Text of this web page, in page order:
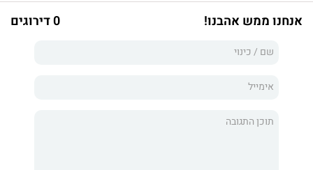
בתה, על חברות נפש שעולה על מוקש של אובדן ומוות, אך גם על
המכשולים שעומדים בדרכה.
שפת התהומות
מתהומות שבהן ההבחנות שחוצות אותה – בין חילונים ודתיים, נשים
אלא מפגישות ומקרבות. לא פלא שגם העברית שבה כתוב הרומן היא
אנחנו ממש אהבנו! 0 דירוגים